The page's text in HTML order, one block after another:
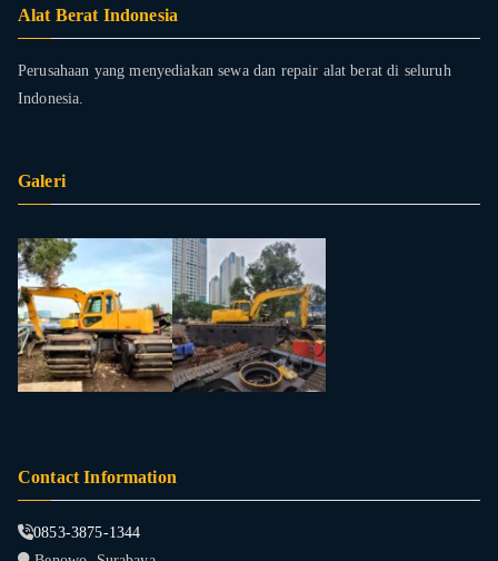
Alat Berat Indonesia
Perusahaan yang menyediakan sewa dan repair alat berat di seluruh
Indonesia.
Galeri
Contact Information
0853-3875-1344